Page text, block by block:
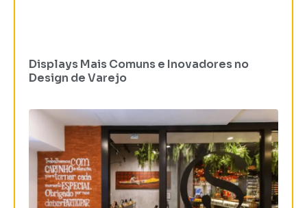
Displays Mais Comuns e Inovadores no
Design de Varejo